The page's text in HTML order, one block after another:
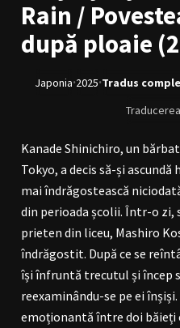
LGBTQ+ NON-ASIA
Contul meu
Rain /
după ploaie
Japonia·2025·Tradus
Kanade Shinichiro, un
Tokyo, a decis să-și
mai îndrăgostească
din perioada școlii. Într-o zi,
prieten din liceu, Mashiro
îndrăgostit. După ce se
își înfruntă trecutul și încep
reexaminându-se pe ei
emoționantă între doi băieți